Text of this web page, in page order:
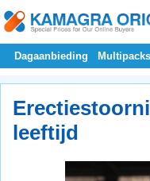
Dagaanbieding Multipacks
leeftijd